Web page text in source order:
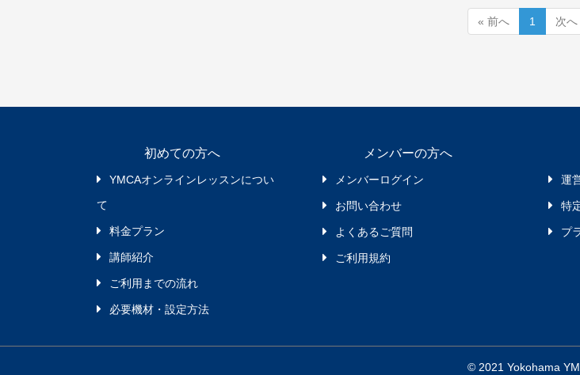
« 前へ 1 次へ
初めての方へ
YMCAオンラインレッスンについ
て
料金プラン
講師紹介
ご利用までの流れ
必要機材・設定方法
メンバーの方へ
メンバーログイン
お問い合わせ
よくあるご質問
ご利用規約
運
特
プ
© 2021 Yokohama